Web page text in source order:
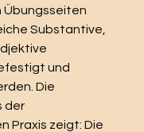
Übungsseiten
Substantive,
und
Die
der
Praxis zeigt: Die